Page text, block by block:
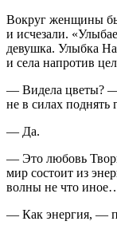
Вокруг женщины
и исчезали. «
девушка. Улыбка
и села напротив
— Видела цветы? —
не в силах поднять
— Да.
— Это любовь
мир состоит из
волны не что
— Как энергия, —